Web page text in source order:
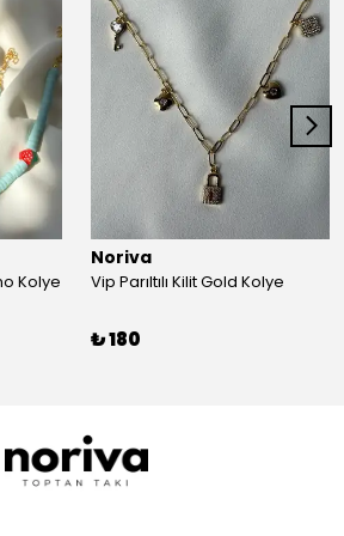
Kolye
Noriva
Vip Parıltılı Kilit Gold Kolye
₺ 180